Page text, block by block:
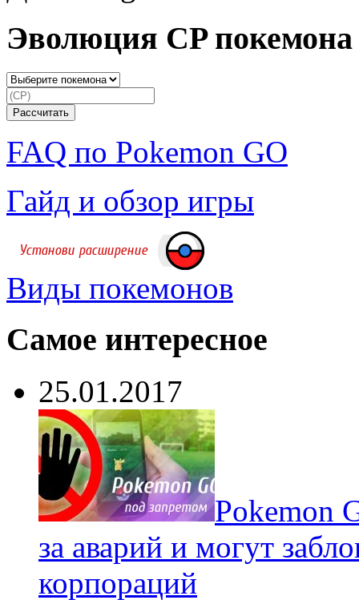
Эволюция CP покемона
FAQ по Pokemon GO
Гайд и обзор игры
Виды покемонов
Самое интересное
25.01.2017
Pokеmon
за аварий и могут
корпораций